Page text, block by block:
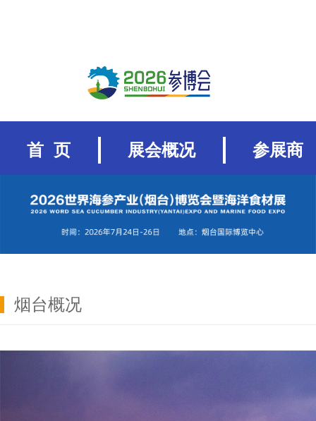
首 页 展会概况 参展商
烟台概况